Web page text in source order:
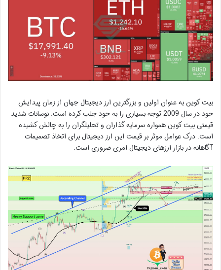
بیت کوین به عنوان اولین و بزرگترین ارز دیجیتال جهان از زمان پیدایش
خود در سال 2009 توجه بسیاری را به خود جلب کرده است. نوسانات شدید
قیمتی بیت کوین همواره سرمایه گذاران و تحلیلگران را به چالش کشیده
است. درک عوامل موثر بر قیمت این ارز دیجیتال برای اتخاذ تصمیمات
آگاهانه در بازار ارزهای دیجیتال امری ضروری است.